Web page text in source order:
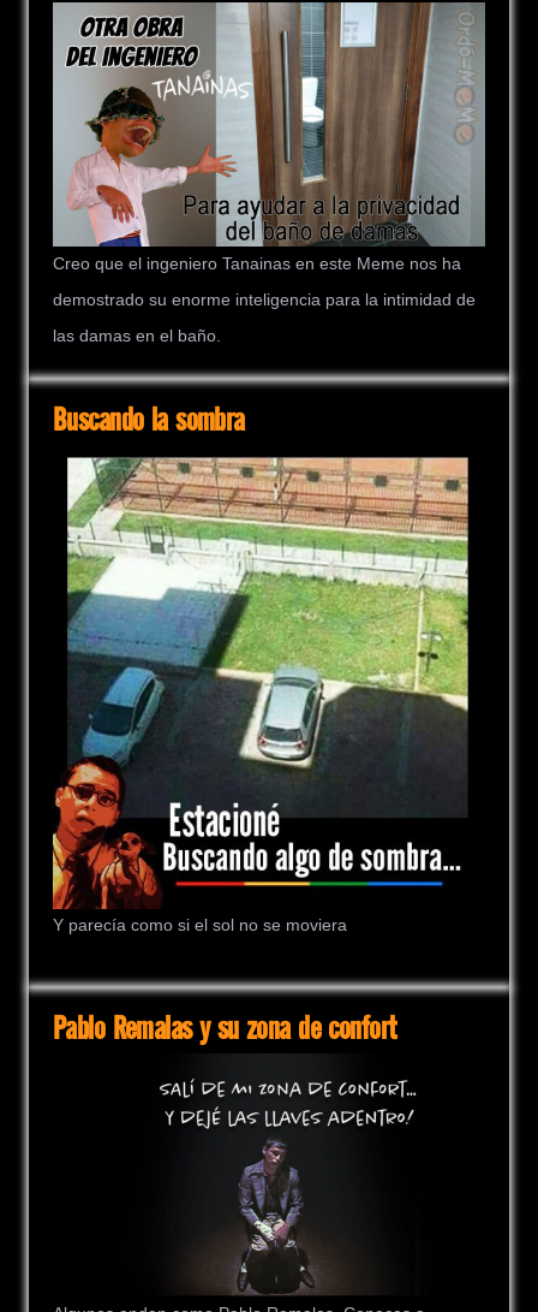
Creo que el ingeniero Tanainas en este Meme nos ha
demostrado su enorme inteligencia para la intimidad de
las damas en el baño.
Buscando la sombra
Y parecía como si el sol no se moviera
Pablo Remalas y su zona de confort